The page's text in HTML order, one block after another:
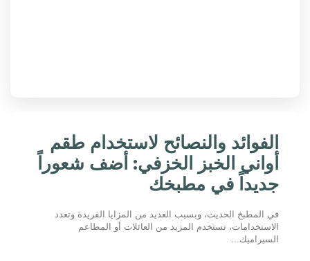
الفوائد والنصائح لاستخدام طقم
أواني الخبز الخزفي: أضف شعوراً
جديداً في مطبخك
في المطبخ الحديث، وبسبب العديد من المزايا الفريدة وتعدد
الاستخدامات، تستخدم المزيد من العائلات أو المطاعم
السيراميك...